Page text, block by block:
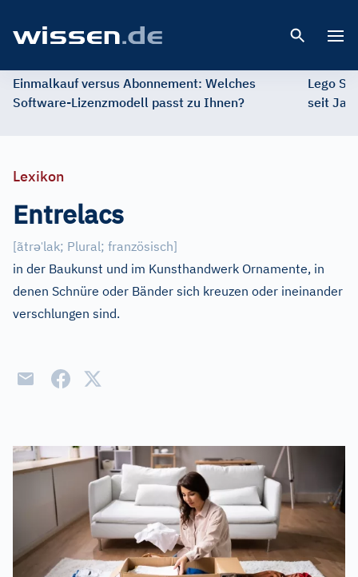
Einmalkauf versus Abonnement: Welches
Software-Lizenzmodell passt zu Ihnen?
Lego
seit
Lexikon
Entrelacs
[ãtrəˈlak; Plural; französisch]
in der Baukunst und im Kunsthandwerk Ornamente, in
denen Schnüre oder Bänder sich kreuzen oder ineinander
verschlungen sind.